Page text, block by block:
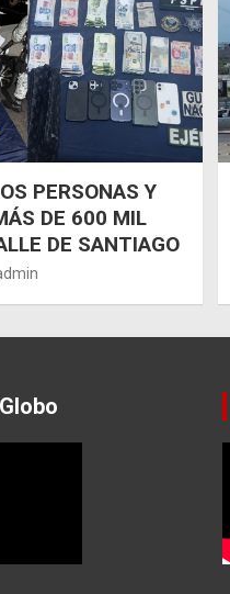
PERSONAS Y
DE 600 MIL
DE SANTIAGO